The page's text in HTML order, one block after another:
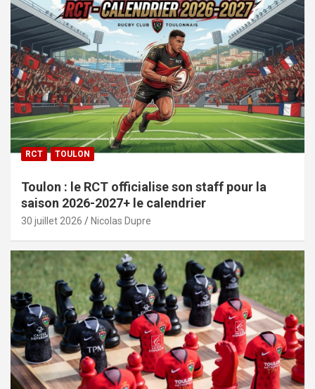
RCT TOULON
Toulon : le RCT officialise son staff pour la
saison 2026-2027+ le calendrier
30 juillet 2026 Nicolas Dupre